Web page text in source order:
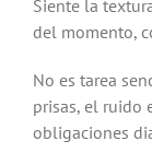
Siente la
del momento,
No es tarea
prisas, el ruido
obligaciones